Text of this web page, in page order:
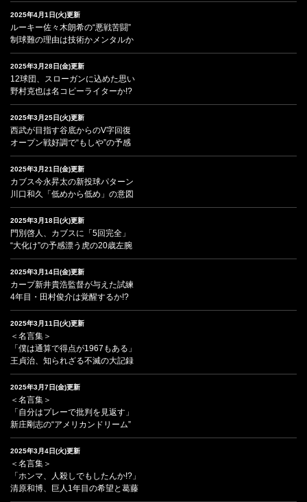
2025年4月1日(火)更新
ルーキー佐々木朗希の“悪戦苦闘”
制球難の理由は技術かメンタルか
2025年3月28日(金)更新
12球団、スローガンに込めた思い
野村克也は名コピーライターか!?
2025年3月25日(火)更新
西武が目指す谷底からのV字回復
オープン戦好調で“もしや”の予感
2025年3月21日(金)更新
カブス今永昇太の新投球パターン
川口和久「低めから低め」の意図
2025年3月18日(火)更新
門別啓人、カブスに「5回完全」
“大化け”の予感漂う虎の20歳左腕
2025年3月14日(金)更新
カープ新井貴浩監督が与えた試練
4年目・田村俊介は覚醒するか!?
2025年3月11日(火)更新
＜名言集＞
「僕は通算で得点が1967もある」
王貞治、知られざる不滅の大記録
2025年3月7日(金)更新
＜名言集＞
「自分はプレーで批判を見返す」
新庄剛志の“アメリカンドリーム”
2025年3月4日(火)更新
＜名言集＞
「ホンマ、人殺しでもしたんか!?」
清原和博、巨人1年目の希望と葛藤